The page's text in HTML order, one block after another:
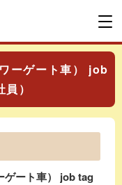
ーゲート車） job
）
ゲート車） job tag